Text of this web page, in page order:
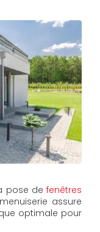
pose de fenêtres
assure
optimale pour